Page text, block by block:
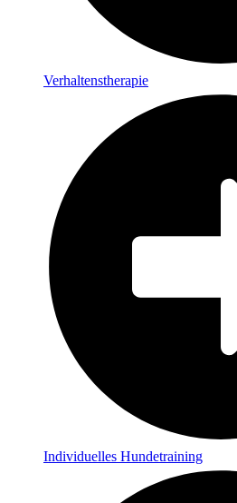
Verhaltenstherapie
Individuelles Hundetraining